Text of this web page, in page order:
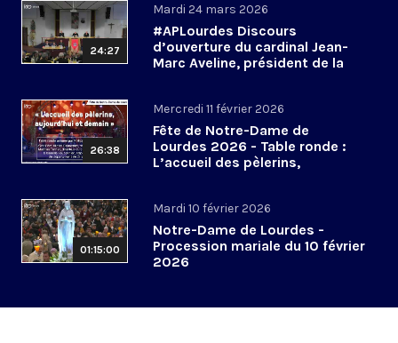
24:27
Mardi 24 mars 2026
#APLourdes Discours
d’ouverture du cardinal Jean-
Marc Aveline, président de la
26:38
Mercredi 11 février 2026
Fête de Notre-Dame de
Lourdes 2026 - Table ronde :
L’accueil des pèlerins,
01:15:00
Mardi 10 février 2026
Notre-Dame de Lourdes -
Procession mariale du 10 février
2026